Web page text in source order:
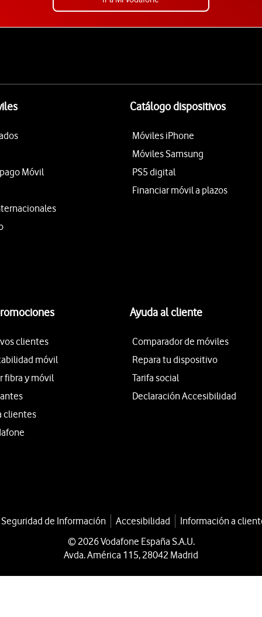
Móvil
Catálogo dispositivos
Móviles iPhone
Móviles Samsung
PS5 digital
Financiar móvil a plazos
clientes
móvil
fibra y móvil
clientes
Ayuda al cliente
Comparador de móviles
Repara tu dispositivo
Tarifa social
Declaración Accesibilidad
de Información Accesibilidad Información a
© 2026 Vodafone España S.A.U.
Avda. América 115, 28042 Madrid